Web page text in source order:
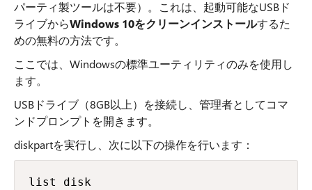
パーティ製ツールは不要）。これは、起動可能なUSBド
ライブからWindows 10をクリーンインストールするた
めの無料の方法です。
ここでは、Windowsの標準ユーティリティのみを使用し
ます。
USBドライブ（8GB以上）を接続し、管理者としてコマ
ンドプロンプトを開きます。
diskpartを実行し、次に以下の操作を行います：
list disk